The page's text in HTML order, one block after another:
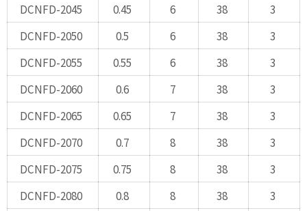
DCNFD-2045
0.45 6 38
3
DCNFD-2050
0.5 6 38
3
DCNFD-2055
0.55 6 38
3
DCNFD-2060
0.6 7 38
3
DCNFD-2065
0.65 7 38
3
DCNFD-2070
0.7 8 38
3
DCNFD-2075
0.75 8 38
3
DCNFD-2080
0.8 8 38
3